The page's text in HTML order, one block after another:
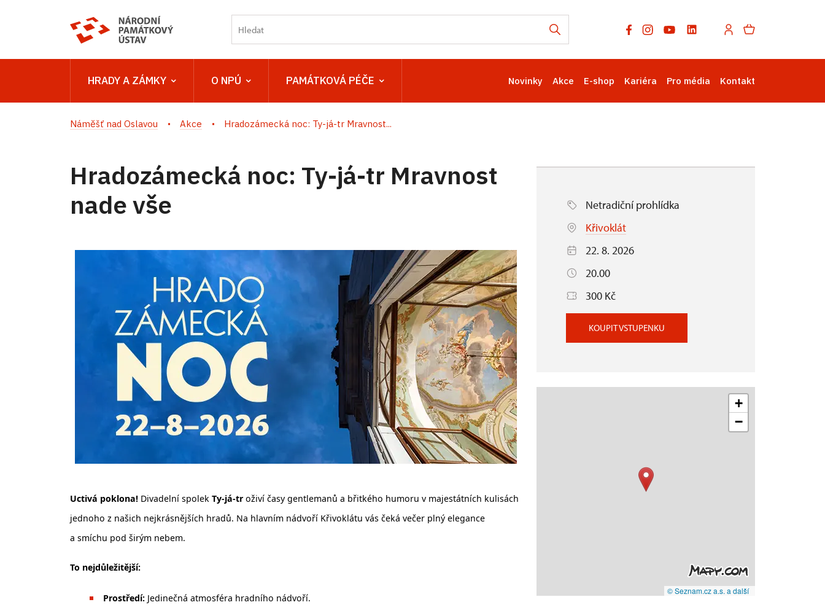
HRADY A ZÁMKY O NPÚ PAMÁTKOVÁ PÉČE Novinky Akce E-shop Kariéra Pro média Kontakt
Náměšť nad Oslavou Akce Hradozámecká noc: Ty-já-tr Mravnost...
Hradozámecká noc: Ty-já-tr Mravnost
nade vše
Uctivá poklona! Divadelní spolek Ty-já-tr oživí časy gentlemanů a břitkého humoru v majestátních kulisách
jednoho z našich nejkrásnějších hradů. Na hlavním nádvoří Křivoklátu vás čeká večer plný elegance
a smíchu pod širým nebem.
To nejdůležitější:
Prostředí: Jedinečná atmosféra hradního nádvoří.
Netradiční prohlídka
Křivoklát
22. 8. 2026
20.00
300 Kč
KOUPIT VSTUPENKU
+
−
© Seznam.cz a.s. a další